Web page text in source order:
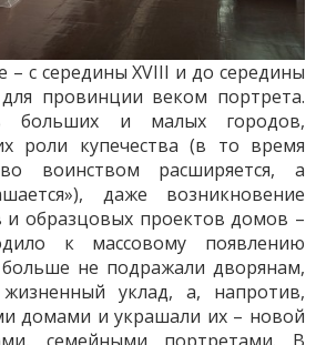
– с середины XVIII и до середины
провинции веком портрета.
больших и малых городов,
роли купечества (в то время
воинством расширяется, а
даже возникновение
и образцовых проектов домов –
к массовому появлению
не подражали дворянам,
уклад, а, напротив,
домами и украшали их – новой